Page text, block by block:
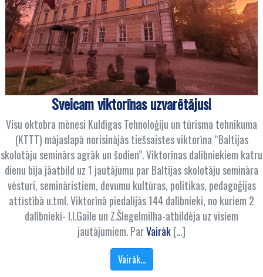
Sveicam viktorīnas uzvarētājus!
Visu oktobra mēnesi Kuldīgas Tehnoloģiju un tūrisma tehnikuma
(KTTT) mājaslapā norisinājās tiešsaistes viktorīna “Baltijas
skolotāju seminārs agrāk un šodien”. Viktorīnas dalībniekiem katru
dienu bija jāatbild uz 1 jautājumu par Baltijas skolotāju semināra
vēsturi, semināristiem, devumu kultūras, politikas, pedagoģijas
attīstībā u.tml. Viktorīnā piedalījās 144 dalībnieki, no kuriem 2
dalībnieki- I.I.Gaile un Z.Šlegelmilha-atbildēja uz visiem
jautājumiem. ParVairāk[…]
Vairāk…